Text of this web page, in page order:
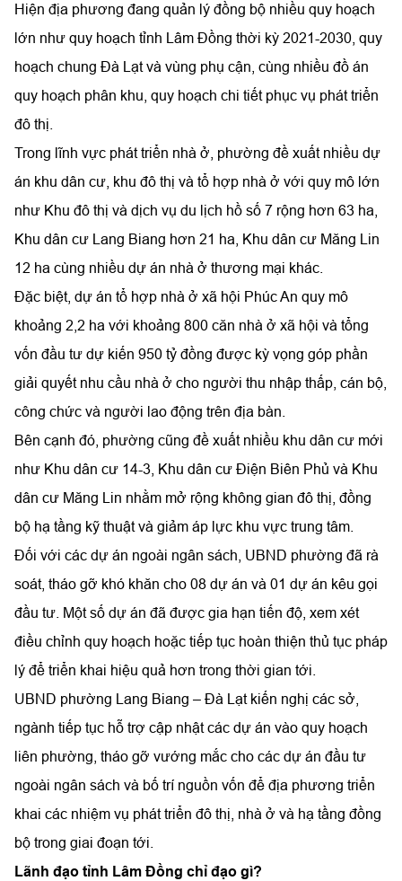
Hiện địa phương đang quản lý đồng bộ nhiều quy hoạch
lớn như quy hoạch tỉnh Lâm Đồng thời kỳ 2021-2030, quy
hoạch chung Đà Lạt và vùng phụ cận, cùng nhiều đồ án
quy hoạch phân khu, quy hoạch chi tiết phục vụ phát triển
đô thị.
Trong lĩnh vực phát triển nhà ở, phường đề xuất nhiều dự
án khu dân cư, khu đô thị và tổ hợp nhà ở với quy mô lớn
như Khu đô thị và dịch vụ du lịch hồ số 7 rộng hơn 63 ha,
Khu dân cư Lang Biang hơn 21 ha, Khu dân cư Măng Lin
12 ha cùng nhiều dự án nhà ở thương mại khác.
Đặc biệt, dự án tổ hợp nhà ở xã hội Phúc An quy mô
khoảng 2,2 ha với khoảng 800 căn nhà ở xã hội và tổng
vốn đầu tư dự kiến 950 tỷ đồng được kỳ vọng góp phần
giải quyết nhu cầu nhà ở cho người thu nhập thấp, cán bộ,
công chức và người lao động trên địa bàn.
Bên cạnh đó, phường cũng đề xuất nhiều khu dân cư mới
như Khu dân cư 14-3, Khu dân cư Điện Biên Phủ và Khu
dân cư Măng Lin nhằm mở rộng không gian đô thị, đồng
bộ hạ tầng kỹ thuật và giảm áp lực khu vực trung tâm.
Đối với các dự án ngoài ngân sách, UBND phường đã rà
soát, tháo gỡ khó khăn cho 08 dự án và 01 dự án kêu gọi
đầu tư. Một số dự án đã được gia hạn tiến độ, xem xét
điều chỉnh quy hoạch hoặc tiếp tục hoàn thiện thủ tục pháp
lý để triển khai hiệu quả hơn trong thời gian tới.
UBND phường Lang Biang – Đà Lạt kiến nghị các sở,
ngành tiếp tục hỗ trợ cập nhật các dự án vào quy hoạch
liên phường, tháo gỡ vướng mắc cho các dự án đầu tư
ngoài ngân sách và bố trí nguồn vốn để địa phương triển
khai các nhiệm vụ phát triển đô thị, nhà ở và hạ tầng đồng
bộ trong giai đoạn tới.
Lãnh đạo tỉnh Lâm Đồng chỉ đạo gì?